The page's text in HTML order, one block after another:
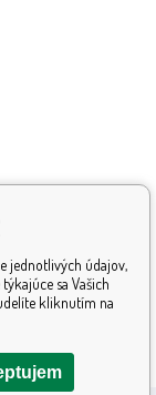
jednotlivých údajov,
sa Vašich
kliknutím na